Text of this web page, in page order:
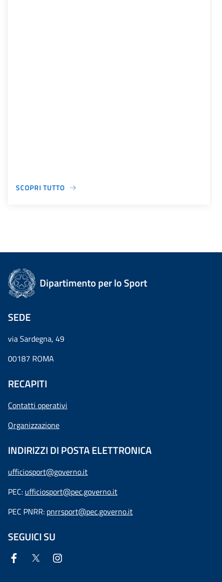
SCOPRI TUTTO
Dipartimento per lo Sport
SEDE
via Sardegna, 49
00187 ROMA
RECAPITI
Contatti operativi
Organizzazione
INDIRIZZI DI POSTA ELETTRONICA
ufficiosport@governo.it
PEC: ufficiosport@pec.governo.it
PEC PNRR: pnrrsport@pec.governo.it
SEGUICI SU